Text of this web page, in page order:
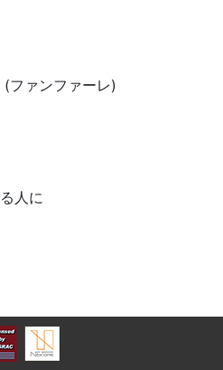
ファンファーレ)
人に